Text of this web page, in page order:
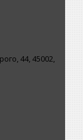
44, 45002,